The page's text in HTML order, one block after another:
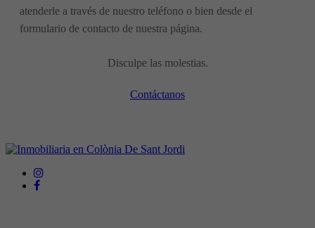
atenderle a través de nuestro teléfono o bien desde el
formulario de contacto de nuestra página.
Disculpe las molestias.
Contáctanos